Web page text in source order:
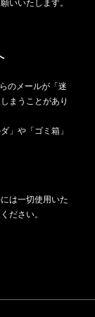
のメールが「迷
まうことがあり
」や「ゴミ箱」
は一切使用いた
ださい。